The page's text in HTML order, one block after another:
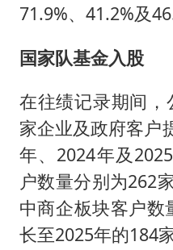
71.9%、41.2%及
国家队基金入股
在往绩记录期间
家企业及政府客户
年、2024年及
户数量分别为262
中商企板块客户数
长至2025年的184